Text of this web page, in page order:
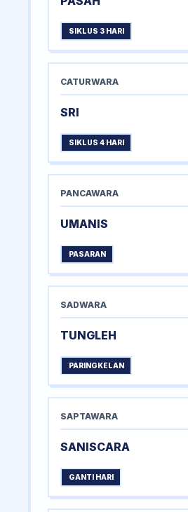
SIKLUS 3 HARI
CATURWARA
SRI
SIKLUS 4 HARI
PANCAWARA
UMANIS
PASARAN
SADWARA
TUNGLEH
PARINGKELAN
SAPTAWARA
SANISCARA
GANTI HARI